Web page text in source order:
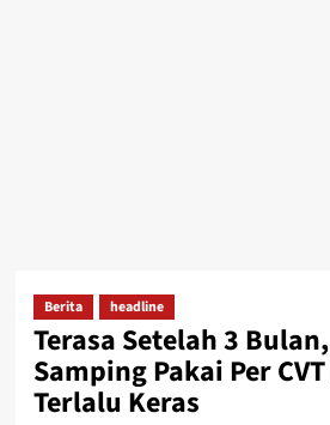
Berita headline
Terasa Setelah 3
Samping Pakai Per
Terlalu Keras